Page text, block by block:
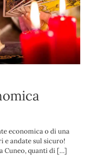
economica o di una
e andate sul sicuro!
Cuneo, quanti di […]